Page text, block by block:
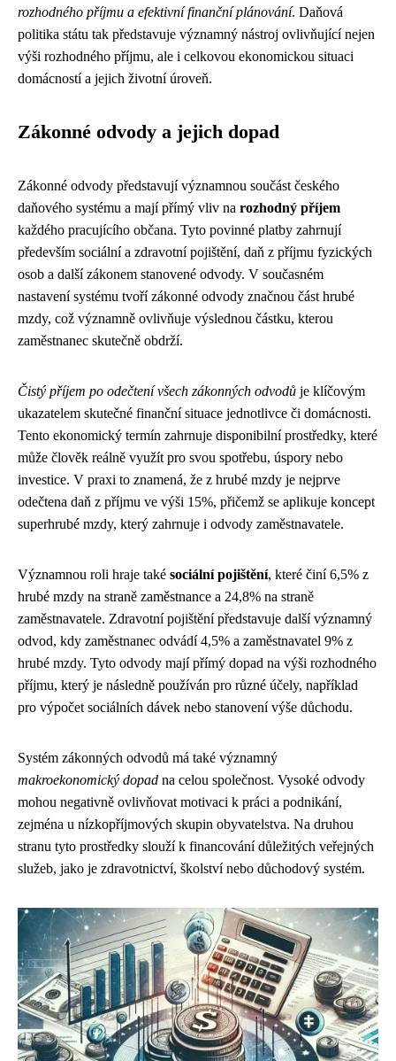
rozhodného příjmu a efektivní finanční plánování. Daňová
politika státu tak představuje významný nástroj ovlivňující nejen
výši rozhodného příjmu, ale i celkovou ekonomickou situaci
domácností a jejich životní úroveň.
Zákonné odvody a jejich dopad
Zákonné odvody představují významnou součást českého
daňového systému a mají přímý vliv na rozhodný příjem
každého pracujícího občana. Tyto povinné platby zahrnují
především sociální a zdravotní pojištění, daň z příjmu fyzických
osob a další zákonem stanovené odvody. V současném
nastavení systému tvoří zákonné odvody značnou část hrubé
mzdy, což významně ovlivňuje výslednou částku, kterou
zaměstnanec skutečně obdrží.
Čistý příjem po odečtení všech zákonných odvodů je klíčovým
ukazatelem skutečné finanční situace jednotlivce či domácnosti.
Tento ekonomický termín zahrnuje disponibilní prostředky, které
může člověk reálně využít pro svou spotřebu, úspory nebo
investice. V praxi to znamená, že z hrubé mzdy je nejprve
odečtena daň z příjmu ve výši 15%, přičemž se aplikuje koncept
superhrubé mzdy, který zahrnuje i odvody zaměstnavatele.
Významnou roli hraje také sociální pojištění, které činí 6,5% z
hrubé mzdy na straně zaměstnance a 24,8% na straně
zaměstnavatele. Zdravotní pojištění představuje další významný
odvod, kdy zaměstnanec odvádí 4,5% a zaměstnavatel 9% z
hrubé mzdy. Tyto odvody mají přímý dopad na výši rozhodného
příjmu, který je následně používán pro různé účely, například
pro výpočet sociálních dávek nebo stanovení výše důchodu.
Systém zákonných odvodů má také významný
makroekonomický dopad na celou společnost. Vysoké odvody
mohou negativně ovlivňovat motivaci k práci a podnikání,
zejména u nízkopříjmových skupin obyvatelstva. Na druhou
stranu tyto prostředky slouží k financování důležitých veřejných
služeb, jako je zdravotnictví, školství nebo důchodový systém.